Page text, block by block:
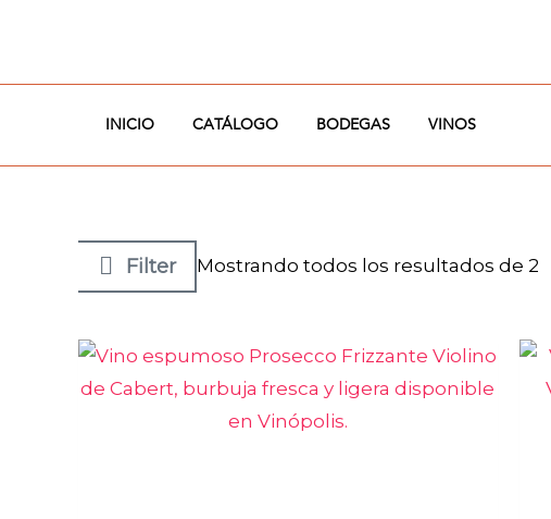
contenido
INICIO CATÁLOGO BODEGAS VINOS
Filter Mostrando todos los resultados de 2